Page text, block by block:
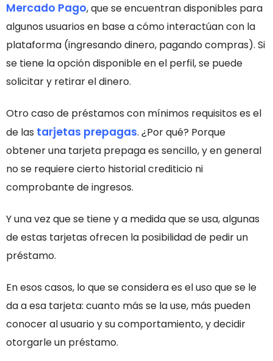
Mercado Pago, que se encuentran disponibles para
algunos usuarios en base a cómo interactúan con la
plataforma (ingresando dinero, pagando compras). Si
se tiene la opción disponible en el perfil, se puede
solicitar y retirar el dinero.
Otro caso de préstamos con mínimos requisitos es el
de las tarjetas prepagas. ¿Por qué? Porque
obtener una tarjeta prepaga es sencillo, y en general
no se requiere cierto historial crediticio ni
comprobante de ingresos.
Y una vez que se tiene y a medida que se usa, algunas
de estas tarjetas ofrecen la posibilidad de pedir un
préstamo.
En esos casos, lo que se considera es el uso que se le
da a esa tarjeta: cuanto más se la use, más pueden
conocer al usuario y su comportamiento, y decidir
otorgarle un préstamo.